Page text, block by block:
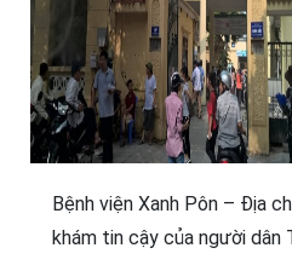
Bệnh viện Xanh Pôn – Địa
khám tin cậy của người dân